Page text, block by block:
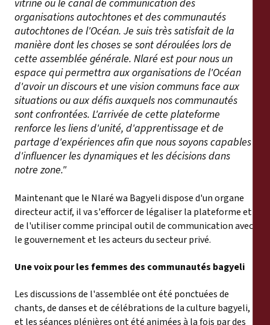
vitrine ou le canal de communication des
organisations autochtones et des communautés
autochtones de l'Océan. Je suis très satisfait de la
manière dont les choses se sont déroulées lors de
cette assemblée générale. Nlaré est pour nous un
espace qui permettra aux organisations de l'Océan
d'avoir un discours et une vision communs face aux
situations ou aux défis auxquels nos communautés
sont confrontées. L'arrivée de cette plateforme
renforce les liens d'unité, d'apprentissage et de
partage d'expériences afin que nous soyons capables
d'influencer les dynamiques et les décisions dans
notre zone."
Maintenant que le Nlaré wa Bagyeli dispose d'un organe
directeur actif, il va s'efforcer de légaliser la plateforme et
de l'utiliser comme principal outil de communication avec
le gouvernement et les acteurs du secteur privé.
Une voix pour les femmes des communautés bagyeli
Les discussions de l'assemblée ont été ponctuées de
chants, de danses et de célébrations de la culture bagyeli,
et les séances plénières ont été animées à la fois par des